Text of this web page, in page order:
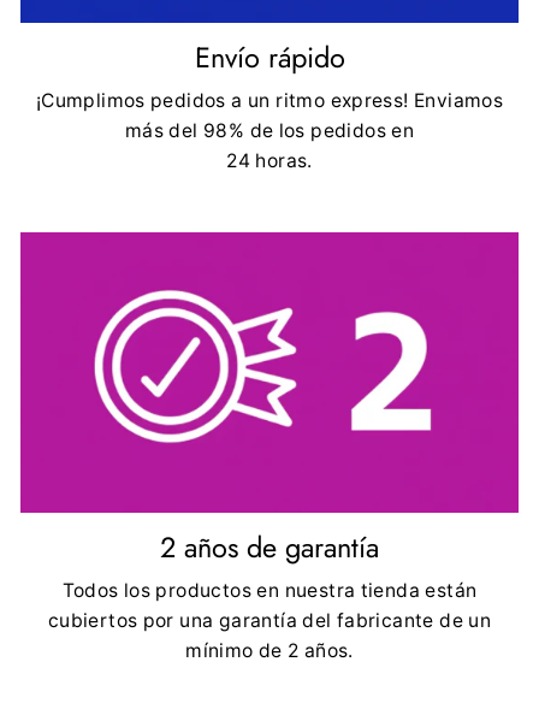
Envío rápido
¡Cumplimos pedidos a un ritmo express! Enviamos
más del 98% de los pedidos en
24 horas.
2 años de garantía
Todos los productos en nuestra tienda están
cubiertos por una garantía del fabricante de un
mínimo de 2 años.